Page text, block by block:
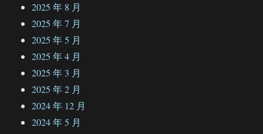
2025 年 8 月
2025 年 7 月
2025 年 5 月
2025 年 4 月
2025 年 3 月
2025 年 2 月
2024 年 12 月
2024 年 5 月